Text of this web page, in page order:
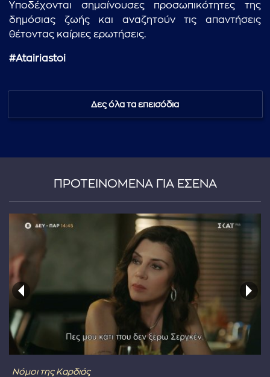
Υποδέχονται σημαίνουσες προσωπικότητες της
δημόσιας ζωής και αναζητούν τις απαντήσεις
θέτοντας καίριες ερωτήσεις.
#Atairiastoi
Δες όλα τα επεισόδια
ΠΡΟΤΕΙΝΟΜΕΝΑ ΓΙΑ ΕΣΕΝΑ
Νόμοι της Καρδιάς